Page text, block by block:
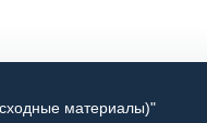
материалы)"